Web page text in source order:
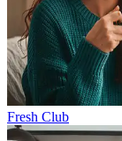
Fresh Club